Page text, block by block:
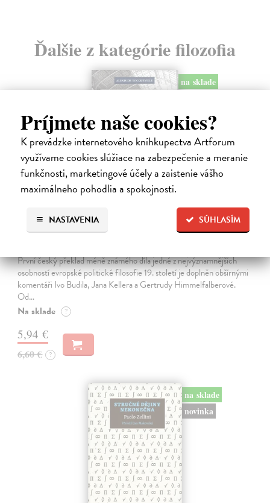
Príjmete naše cookies?
K prevádzke internetového kníhkupectva Artforum
využívame cookies slúžiace na zabezpečenie a meranie
funkčnosti, marketingové účely a zaistenie vášho
maximálneho pohodlia a spokojnosti.
SÚHLASÍM
NASTAVENIA
Ďalšie z kategórie filozofia
na sklade
Memoár o chudobě
První český překlad méně známého díla jedné z nejvýznamnějších
osobností evropské politické filosofie 19. století je doplněn obšírnými
komentáři Ivo Budila, Jana Kellera a Gertrudy Himmelfalberové.
Od…
Na sklade ?
5,94 €
6,60 € ?
na sklade
novinka